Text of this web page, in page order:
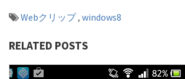
Webクリップ, windows8
RELATED POSTS